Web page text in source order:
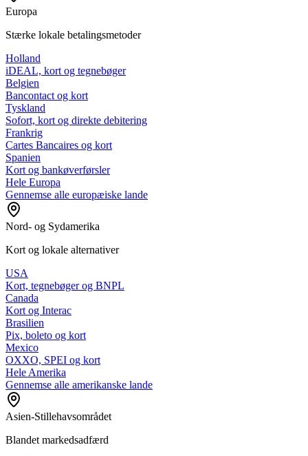
Europa
Stærke lokale betalingsmetoder
Holland
iDEAL, kort og tegnebøger
Belgien
Bancontact og kort
Tyskland
Sofort, kort og direkte debitering
Frankrig
Cartes Bancaires og kort
Spanien
Kort og bankøverførsler
Hele Europa
Gennemse alle europæiske lande
Nord- og Sydamerika
Kort og lokale alternativer
USA
Kort, tegnebøger og BNPL
Canada
Kort og Interac
Brasilien
Pix, boleto og kort
Mexico
OXXO, SPEI og kort
Hele Amerika
Gennemse alle amerikanske lande
Asien-Stillehavsområdet
Blandet markedsadfærd